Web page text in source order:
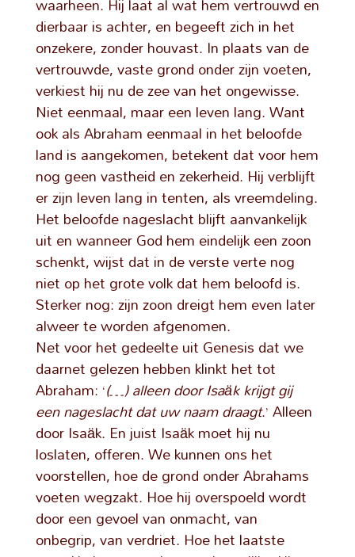
dierbaar is achter, en begeeft zich in het
onzekere, zonder houvast. In plaats van de
vertrouwde, vaste grond onder zijn voeten,
verkiest hij nu de zee van het ongewisse.
Niet eenmaal, maar een leven lang. Want
ook als Abraham eenmaal in het beloofde
land is aangekomen, betekent dat voor hem
nog geen vastheid en zekerheid. Hij verblijft
er zijn leven lang in tenten, als vreemdeling.
Het beloofde nageslacht blijft aanvankelijk
uit en wanneer God hem eindelijk een zoon
schenkt, wijst dat in de verste verte nog
niet op het grote volk dat hem beloofd is.
Sterker nog: zijn zoon dreigt hem even later
alweer te worden afgenomen.
Net voor het gedeelte uit Genesis dat we
daarnet gelezen hebben klinkt het tot
Abraham: ‘(…) alleen door Isaäk krijgt gij
een nageslacht dat uw naam draagt.’ Alleen
door Isaäk. En juist Isaäk moet hij nu
loslaten, offeren. We kunnen ons het
voorstellen, hoe de grond onder Abrahams
voeten wegzakt. Hoe hij overspoeld wordt
door een gevoel van onmacht, van
onbegrip, van verdriet. Hoe het laatste